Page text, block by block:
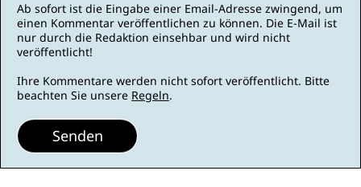
Ab sofort ist die Eingabe einer Email-Adresse zwingend, um
einen Kommentar veröffentlichen zu können. Die E-Mail ist
nur durch die Redaktion einsehbar und wird nicht
veröffentlicht!
Ihre Kommentare werden nicht sofort veröffentlicht. Bitte
beachten Sie unsere Regeln.
Senden